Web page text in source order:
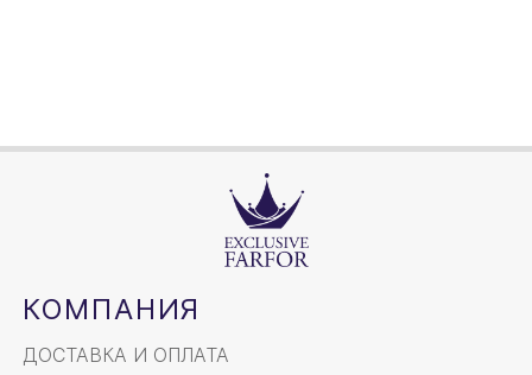
КОМПАНИЯ
ДОСТАВКА И ОПЛАТА